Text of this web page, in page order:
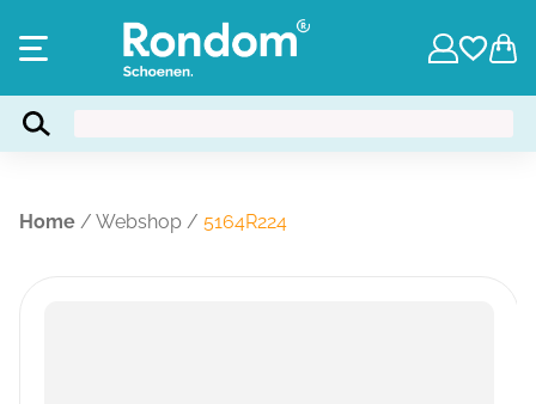
Home / Webshop / 5164R224